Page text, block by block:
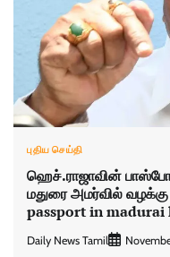
புதிய செய்தி
ஹெச்.ராஜாவின்
மதுரை அமர்வில்
passport in madurai
Daily News Tamil